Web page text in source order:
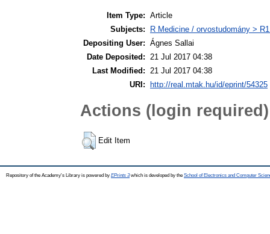
Item Type: Article
Subjects:
R Medicine / orvostudomány >
Depositing User: Ágnes Sallai
Date Deposited:
21 Jul 2017 04:38
Last Modified:
21 Jul 2017 04:38
URI:
http://real.mtak.hu/id/eprint/54325
Actions (login required)
Edit Item
Repository of the Academy's Library is powered by EPrints 3which is developed by the School of Electronics and Computer